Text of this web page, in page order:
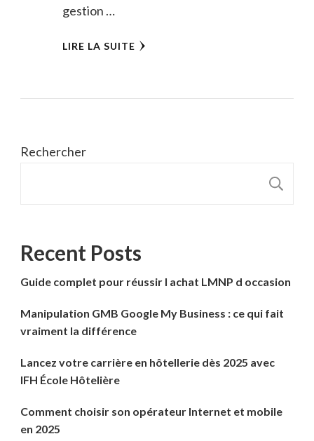
gestion …
LIRE LA SUITE
Rechercher
Recent Posts
Guide complet pour réussir l achat LMNP d occasion
Manipulation GMB Google My Business : ce qui fait
vraiment la différence
Lancez votre carrière en hôtellerie dès 2025 avec
IFH École Hôtelière
Comment choisir son opérateur Internet et mobile
en 2025